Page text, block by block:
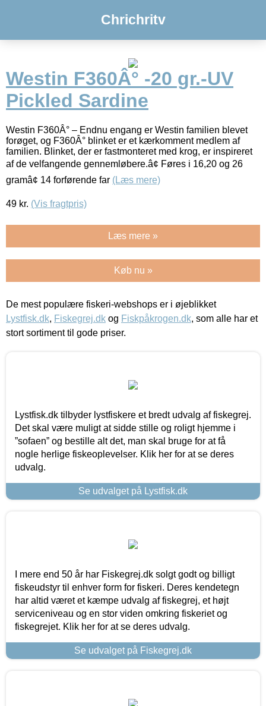
Chrichritv
Westin F360Â° -20 gr.-UV
Pickled Sardine
Westin F360Â° – Endnu engang er Westin familien blevet
forøget, og F360Â° blinket er et kærkomment medlem af
familien. Blinket, der er fastmonteret med krog, er inspireret
af de velfangende gennemløbere.â¢ Føres i 16,20 og 26
gramâ¢ 14 forførende far (Læs mere)
49 kr. (Vis fragtpris)
Læs mere »
Køb nu »
De mest populære fiskeri-webshops er i øjeblikket
Lystfisk.dk, Fiskegrej.dk og Fiskpåkrogen.dk, som alle har et
stort sortiment til gode priser.
Lystfisk.dk tilbyder lystfiskere et bredt udvalg af fiskegrej.
Det skal være muligt at sidde stille og roligt hjemme i
”sofaen” og bestille alt det, man skal bruge for at få
nogle herlige fiskeoplevelser. Klik her for at se deres
udvalg.
Se udvalget på Lystfisk.dk
I mere end 50 år har Fiskegrej.dk solgt godt og billigt
fiskeudstyr til enhver form for fiskeri. Deres kendetegn
har altid været et kæmpe udvalg af fiskegrej, et højt
serviceniveau og en stor viden omkring fiskeriet og
fiskegrejet. Klik her for at se deres udvalg.
Se udvalget på Fiskegrej.dk